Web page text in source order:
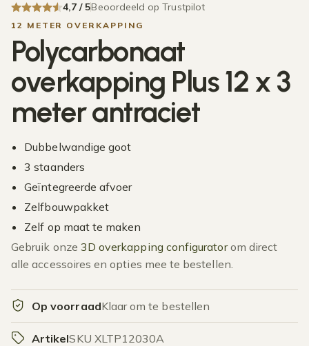
4,7 / 5Beoordeeld op Trustpilot
12 METER OVERKAPPING
Polycarbonaat
overkapping Plus 12 x 3
meter antraciet
Dubbelwandige goot
3 staanders
Geïntegreerde afvoer
Zelfbouwpakket
Zelf op maat te maken
Gebruik onze 3D overkapping configuratorom direct
alle accessoires en opties mee te bestellen.
Op voorraadKlaar om te bestellen
ArtikelSKU XLTP12030A